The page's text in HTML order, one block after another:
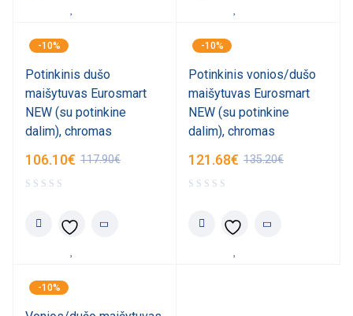
-10%
Potinkinis dušo
maišytuvas Eurosmart
NEW (su potinkine
dalim), chromas
117.90€
106.10€
-10%
Potinkinis vonios/dušo
maišytuvas Eurosmart
NEW (su potinkine
dalim), chromas
135.20€
121.68€
-10%